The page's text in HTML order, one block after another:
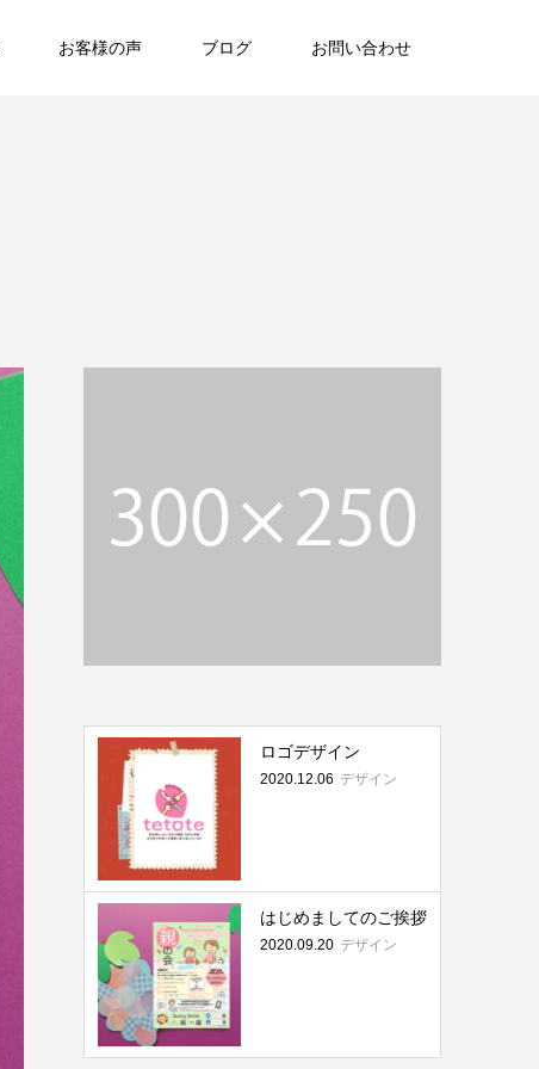
お客様の声 ブログ お問い合わせ
ロゴデザイン
2020.12.06 デザイン
はじめましてのご挨拶
2020.09.20 デザイン